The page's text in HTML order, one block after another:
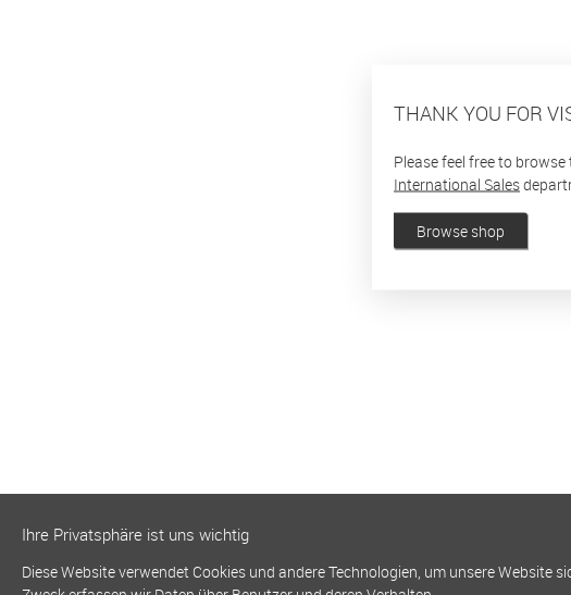
THANK YOU FOR
Please feel free to
International Sales
Browse shop
Ihre Privatsphäre ist uns wichtig
Diese Website verwendet Cookies und andere Technologien, um unsere